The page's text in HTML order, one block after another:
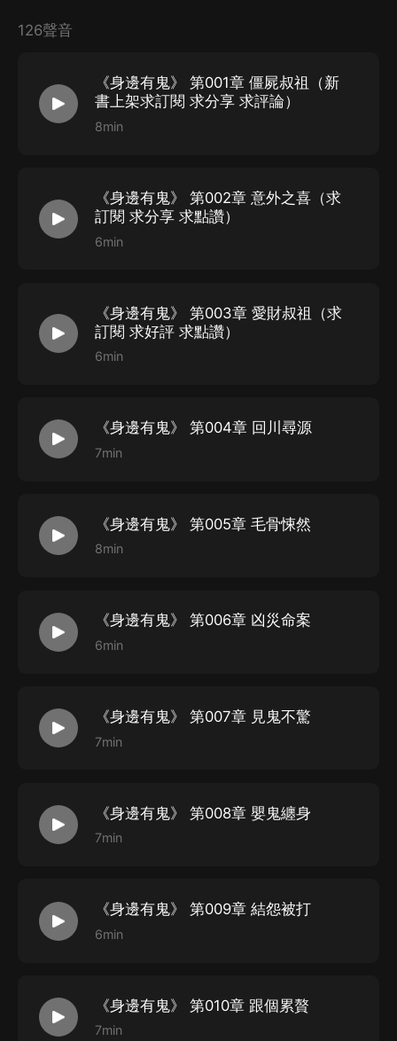
126聲音
《身邊有鬼》 第001章 僵屍叔祖（新
書上架求訂閱 求分享 求評論）
8min
《身邊有鬼》 第002章 意外之喜（求
訂閱 求分享 求點讚）
6min
《身邊有鬼》 第003章 愛財叔祖（求
訂閱 求好評 求點讚）
6min
《身邊有鬼》 第004章 回川尋源
7min
《身邊有鬼》 第005章 毛骨悚然
8min
《身邊有鬼》 第006章 凶災命案
6min
《身邊有鬼》 第007章 見鬼不驚
7min
《身邊有鬼》 第008章 嬰鬼纏身
7min
《身邊有鬼》 第009章 結怨被打
6min
《身邊有鬼》 第010章 跟個累贅
7min